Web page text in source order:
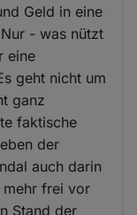
Geld in eine
- was nützt
eine
geht nicht um
ganz
faktische
der
auch darin
mehr frei vor
Stand der